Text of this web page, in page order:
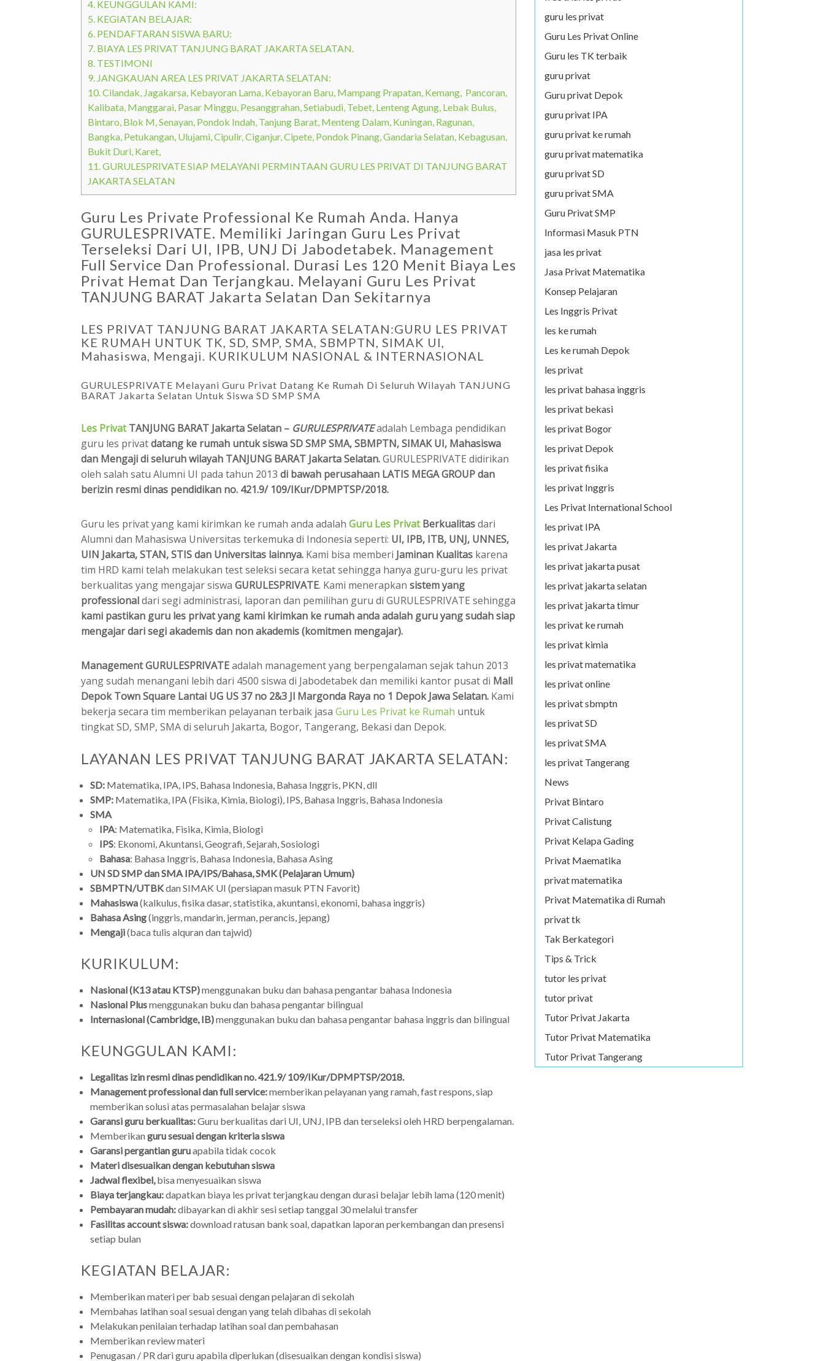
4. KEUNGGULAN KAMI:
5. KEGIATAN BELAJAR:
6. PENDAFTARAN SISWA BARU:
7. BIAYA LES PRIVAT TANJUNG BARAT JAKARTA SELATAN.
8. TESTIMONI
9. JANGKAUAN AREA LES PRIVAT JAKARTA SELATAN:
10.Cilandak, Jagakarsa, Kebayoran Lama, Kebayoran Baru, Mampang Prapatan, Kemang, Pancoran,
Kalibata, Manggarai, Pasar Minggu, Pesanggrahan, Setiabudi, Tebet, Lenteng Agung, Lebak Bulus,
Bintaro, Blok M, Senayan, Pondok Indah, Tanjung Barat, Menteng Dalam, Kuningan, Ragunan,
Bangka, Petukangan, Ulujami, Cipulir, Ciganjur, Cipete, Pondok Pinang, Gandaria Selatan, Kebagusan,
Bukit Duri, Karet,
11.GURULESPRIVATE SIAP MELAYANI PERMINTAAN GURU LES PRIVAT DI TANJUNG BARAT
JAKARTA SELATAN
Guru Les Private Professional Ke Rumah Anda. Hanya
GURULESPRIVATE. Memiliki Jaringan Guru Les Privat
Terseleksi Dari UI, IPB, UNJ Di Jabodetabek. Management
Full Service Dan Professional. Durasi Les 120 Menit Biaya Les
Privat Hemat Dan Terjangkau. Melayani Guru Les Privat
TANJUNG BARAT Jakarta Selatan Dan Sekitarnya
LES PRIVAT TANJUNG BARAT JAKARTA SELATAN:GURU LES PRIVAT
KE RUMAH UNTUK TK, SD, SMP, SMA, SBMPTN, SIMAK UI,
Mahasiswa, Mengaji. KURIKULUM NASIONAL & INTERNASIONAL
GURULESPRIVATE Melayani Guru Privat Datang Ke Rumah Di Seluruh Wilayah TANJUNG
BARAT Jakarta Selatan Untuk Siswa SD SMP SMA
Les PrivatTANJUNG BARAT Jakarta Selatan – GURULESPRIVATEadalah Lembaga pendidikan
guru les privatdatang ke rumah untuk siswa SD SMP SMA, SBMPTN, SIMAK UI, Mahasiswa
dan Mengaji di seluruh wilayah TANJUNG BARAT Jakarta Selatan.GURULESPRIVATE didirikan
oleh salah satu Alumni UI pada tahun 2013 di bawah perusahaan LATIS MEGA GROUP dan
berizin resmi dinas pendidikan no. 421.9/ 109/IKur/DPMPTSP/2018.
Guru les privat yang kami kirimkan ke rumah anda adalah Guru Les PrivatBerkualitasdari
Alumni dan Mahasiswa Universitas terkemuka di Indonesia seperti: UI, IPB, ITB, UNJ, UNNES,
UIN Jakarta, STAN, STIS dan Universitas lainnya. Kami bisa memberi Jaminan Kualitas karena
tim HRD kami telah melakukan test seleksi secara ketat sehingga hanya guru-guru les privat
berkualitas yang mengajar siswa GURULESPRIVATE. Kami menerapkan sistem yang
professionaldari segi administrasi, laporan dan pemilihan guru di GURULESPRIVATE sehingga
kami pastikan guru les privat yang kami kirimkan ke rumah anda adalah guru yang sudah siap
mengajar dari segi akademis dan non akademis (komitmen mengajar).
Management GURULESPRIVATEadalah management yang berpengalaman sejak tahun 2013
yang sudah menangani lebih dari 4500 siswa di Jabodetabek dan memiliki kantor pusat di Mall
Depok Town Square Lantai UG US 37 no 2&3 Jl Margonda Raya no 1 Depok Jawa Selatan. Kami
bekerja secara tim memberikan pelayanan terbaik jasa Guru Les Privat ke Rumah untuk
tingkat SD, SMP, SMA di seluruh Jakarta, Bogor, Tangerang, Bekasi dan Depok.
LAYANAN LES PRIVAT TANJUNG BARAT JAKARTA SELATAN:
SD: Matematika, IPA, IPS, Bahasa Indonesia, Bahasa Inggris, PKN, dll
SMP: Matematika, IPA (Fisika, Kimia, Biologi), IPS, Bahasa Inggris, Bahasa Indonesia
SMA
IPA: Matematika, Fisika, Kimia, Biologi
IPS: Ekonomi, Akuntansi, Geografi, Sejarah, Sosiologi
Bahasa: Bahasa Inggris, Bahasa Indonesia, Bahasa Asing
UN SD SMP dan SMA IPA/IPS/Bahasa, SMK (Pelajaran Umum)
SBMPTN/UTBKdan SIMAK UI (persiapan masuk PTN Favorit)
Mahasiswa(kalkulus, fisika dasar, statistika, akuntansi, ekonomi, bahasa inggris)
Bahasa Asing(inggris, mandarin, jerman, perancis, jepang)
Mengaji(baca tulis alquran dan tajwid)
KURIKULUM:
Nasional (K13 atau KTSP)menggunakan buku dan bahasa pengantar bahasa Indonesia
Nasional Plusmenggunakan buku dan bahasa pengantar bilingual
Internasional (Cambridge, IB)menggunakan buku dan bahasa pengantar bahasa inggris dan bilingual
KEUNGGULAN KAMI:
Legalitas izin resmi dinas pendidikan no. 421.9/ 109/IKur/DPMPTSP/2018.
Management professional dan full service:memberikan pelayanan yang ramah, fast respons, siap
memberikan solusi atas permasalahan belajar siswa
Garansi guru berkualitas:Guru berkualitas dari UI, UNJ, IPB dan terseleksi oleh HRD berpengalaman.
Memberikan guru sesuai dengan kriteria siswa
Garansi pergantian guruapabila tidak cocok
Materi disesuaikan dengan kebutuhan siswa
Jadwal flexibel,bisa menyesuaikan siswa
Biaya terjangkau:dapatkan biaya les privat terjangkau dengan durasi belajar lebih lama (120 menit)
Pembayaran mudah:dibayarkan di akhir sesi setiap tanggal 30 melalui transfer
Fasilitas account siswa:download ratusan bank soal, dapatkan laporan perkembangan dan presensi
setiap bulan
KEGIATAN BELAJAR:
Memberikan materi per bab sesuai dengan pelajaran di sekolah
Membahas latihan soal sesuai dengan yang telah dibahas di sekolah
Melakukan penilaian terhadap latihan soal dan pembahasan
Memberikan review materi
Penugasan / PR dari guru apabila diperlukan (disesuaikan dengan kondisi siswa)
guru les privat
Guru Les Privat Online
Guru les TK terbaik
guru privat
Guru privat Depok
guru privat IPA
guru privat ke rumah
guru privat matematika
guru privat SD
guru privat SMA
Guru Privat SMP
Informasi Masuk PTN
jasa les privat
Jasa Privat Matematika
Konsep Pelajaran
Les Inggris Privat
les ke rumah
Les ke rumah Depok
les privat
les privat bahasa inggris
les privat bekasi
les privat Bogor
les privat Depok
les privat fisika
les privat Inggris
Les Privat International School
les privat IPA
les privat Jakarta
les privat jakarta pusat
les privat jakarta selatan
les privat jakarta timur
les privat ke rumah
les privat kimia
les privat matematika
les privat online
les privat sbmptn
les privat SD
les privat SMA
les privat Tangerang
News
Privat Bintaro
Privat Calistung
Privat Kelapa Gading
Privat Maematika
privat matematika
Privat Matematika di Rumah
privat tk
Tak Berkategori
Tips & Trick
tutor les privat
tutor privat
Tutor Privat Jakarta
Tutor Privat Matematika
Tutor Privat Tangerang